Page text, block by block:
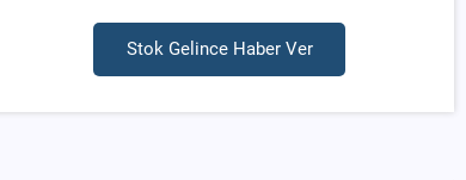
Stok Gelince Haber Ver